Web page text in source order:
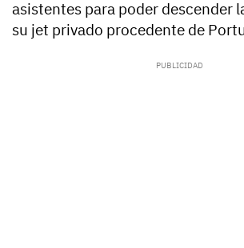
asistentes para poder descender
su jet privado procedente de